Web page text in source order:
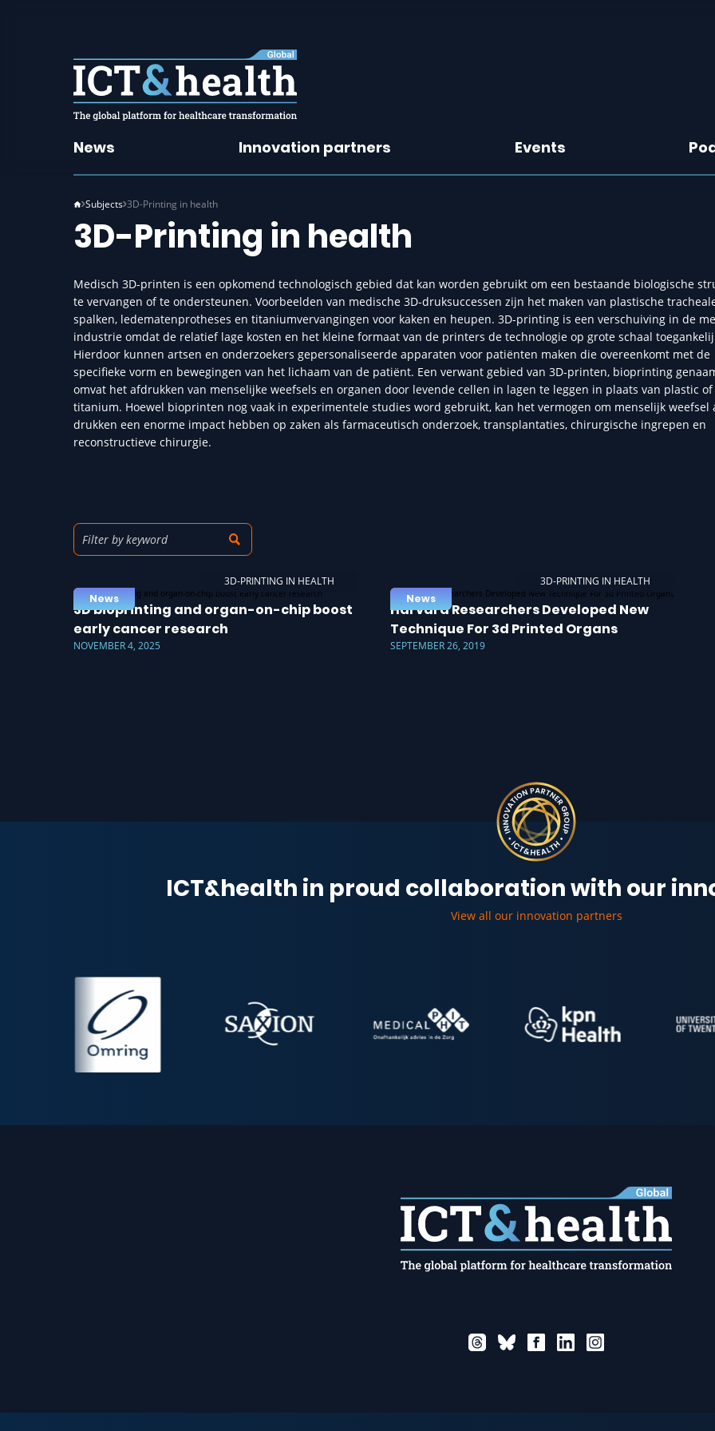
News Innovation partners Events
Subjects 3D-Printing in health
3D-Printing in health
Medisch 3D-printen is een opkomend technologisch gebied dat kan worden gebruikt om een ​​bestaande biologische
te vervangen of te ondersteunen. Voorbeelden van medische 3D-druksuccessen zijn het maken van plastische
spalken, ledematenprotheses en titaniumvervangingen voor kaken en heupen. 3D-printing is een verschuiving in de
industrie omdat de relatief lage kosten en het kleine formaat van de printers de technologie op grote schaal
Hierdoor kunnen artsen en onderzoekers gepersonaliseerde apparaten voor patiënten maken die overeenkomt met de
specifieke vorm en bewegingen van het lichaam van de patiënt. Een verwant gebied van 3D-printen, bioprinting
omvat het afdrukken van menselijke weefsels en organen door levende cellen in lagen te leggen in plaats van plastic of
titanium. Hoewel bioprinten nog vaak in experimentele studies word gebruikt, kan het vermogen om menselijk weefsel
drukken een enorme impact hebben op zaken als farmaceutisch onderzoek, transplantaties, chirurgische ingrepen en
reconstructieve chirurgie.
3D-PRINTING IN HEALTH
News
3D bioprinting and organ-on-chip boost
early cancer research
NOVEMBER 4, 2025
3D-PRINTING IN HEALTH
News
Harvard Researchers Developed New
Technique For 3d Printed Organs
SEPTEMBER 26, 2019
ICT&health in proud collaboration with our
View all our innovation partners